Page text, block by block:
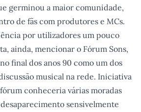
germinou a maior comunidade,
de fãs com produtores e MCs.
por utilizadores um pouco
ainda, mencionar o Fórum Sons,
final dos anos 90 como um dos
musical na rede. Iniciativa
conheceria várias moradas
sensivelmente